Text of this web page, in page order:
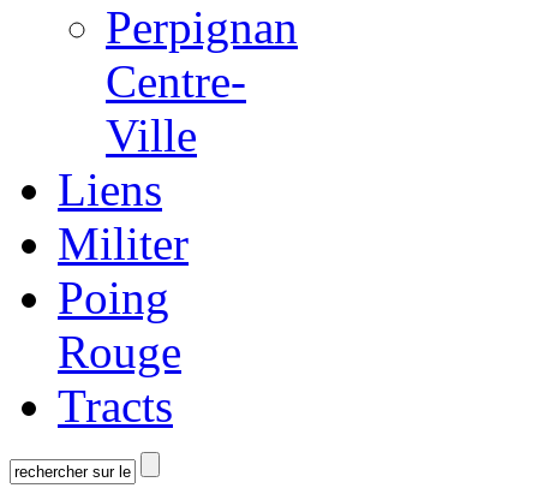
Perpignan
Centre-
Ville
Liens
Militer
Poing
Rouge
Tracts